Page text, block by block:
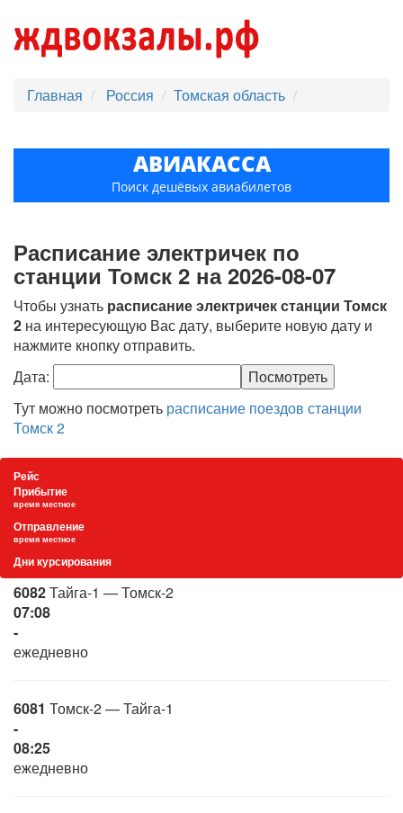
Главная Россия Томская область
АВИАКАССА
Поиск дешёвых авиабилетов
Расписание электричек по
станции Томск 2 на 2026-08-07
Чтобы узнать расписание электричек станции Томск
2 на интересующую Вас дату, выберите новую дату и
нажмите кнопку отправить.
Дата:
Тут можно посмотреть расписание поездов станции
Томск 2
Рейс
Прибытие
время местное
Отправление
время местное
Дни курсирования
6082Тайга-1 — Томск-2
07:08
-
ежедневно
6081 Томск-2 — Тайга-1
-
08:25
ежедневно